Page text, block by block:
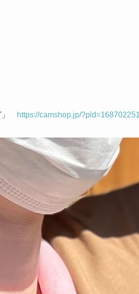
」 https://camshop.jp/?pid=168702251